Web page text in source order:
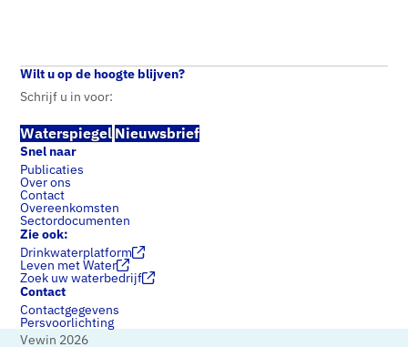
Wilt u op de hoogte blijven?
Schrijf u in voor:
Waterspiegel Nieuwsbrief
Snel naar
Publicaties
Over ons
Contact
Overeenkomsten
Sectordocumenten
Zie ook:
Drinkwaterplatform
Leven met Water
Zoek uw waterbedrijf
Contact
Contactgegevens
Persvoorlichting
Vewin 2026